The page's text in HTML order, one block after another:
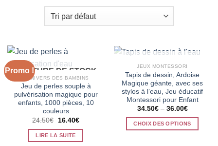
Promo !
RUPTURE DE STOCK
L'UNIVERS DES BAMBINS
Jeu de perles souple à
pulvérisation magique pour
enfants, 1000 pièces, 10
couleurs
24.50€
Le
initial
était :
16.40€Le
actuel
LIRE LA SUITE
RUPTURE DE STOCK
JEUX MONTESSORI
Tapis de dessin, Ardoise
Magique géante, avec ses
stylos à l’eau, Jeu éducatif
Montessori pour Enfant
34.50€– 36.00€
CHOIX DES OPTIONS